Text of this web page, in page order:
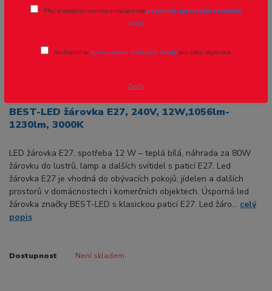
BEST-LED žárovka E27, 240V, 12W,1056lm-
1230lm, 3000K
LED žárovka E27, spotřeba 12 W – teplá bílá, náhrada za 80W
žárovku do lustrů, lamp a dalších svítidel s paticí E27. Led
žárovka E27 je vhodná do obývacích pokojů, jídelen a dalších
prostorů v domácnostech i komerčních objektech. Úsporná led
žárovka značky BEST-LED s klasickou paticí E27. Led žáro... celý
popis
Dostupnost Není skladem
Přeji si odebírat novinky e-mailem dlepodmínek zpracování osobních
údajů.
Souhlasím se zpracováním osobních údajů pro účely registrace.
Zavřít